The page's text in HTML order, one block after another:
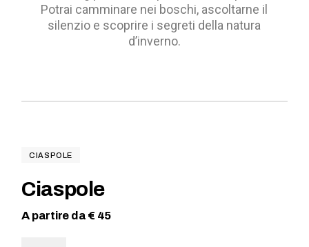
Potrai camminare nei boschi, ascoltarne il
silenzio e scoprire i segreti della natura
d’inverno.
CIASPOLE
Ciaspole
A partire da € 45